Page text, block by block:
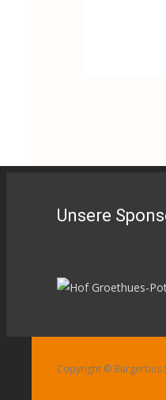
Unsere
Copyright © Bürgerbus